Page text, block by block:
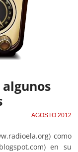
AGOSTO 2012
como
en su